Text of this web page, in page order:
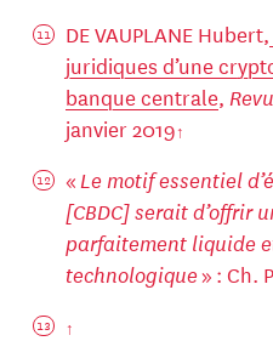
DE VAUPLANE Hubert,
juridiques d’une
banque centrale,
janvier 2019
«Le motif essentiel
[CBDC] serait d’offrir
parfaitement liquide
technologique» : Ch.